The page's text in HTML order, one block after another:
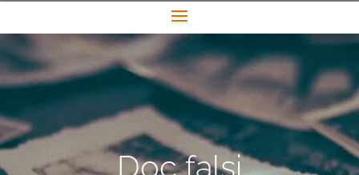
Doc falsi